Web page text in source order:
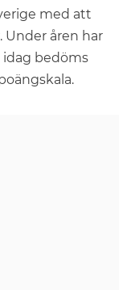
med att
Under åren har
bedöms